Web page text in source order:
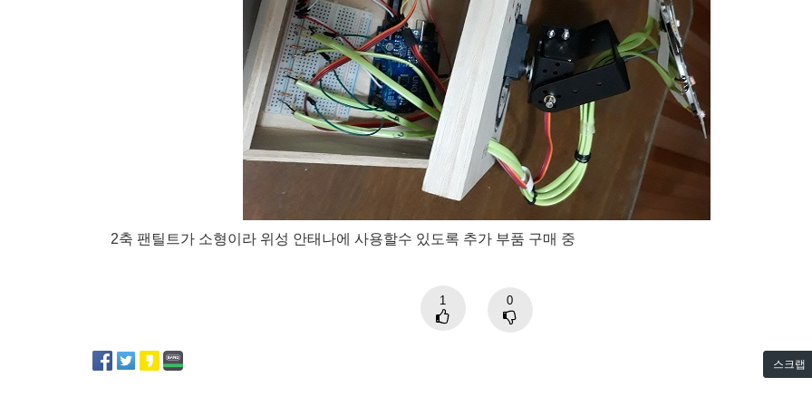
2축 팬틸트가 소형이라 위성 안태나에 사용할수 있도록 추가 부품 구매 중
1 0
스크랩